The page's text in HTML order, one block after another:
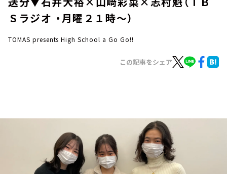
週間番組表
トピックス
お知らせ
Ｓラジオ ・月曜２１時～）
TOMAS presents High School a Go Go!!
この記事をシェア